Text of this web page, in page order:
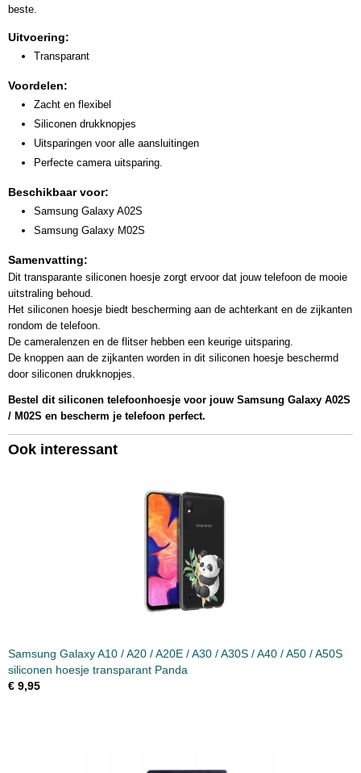
beste.
Uitvoering:
Transparant
Voordelen:
Zacht en flexibel
Siliconen drukknopjes
Uitsparingen voor alle aansluitingen
Perfecte camera uitsparing.
Beschikbaar voor:
Samsung Galaxy A02S
Samsung Galaxy M02S
Samenvatting:
Dit transparante siliconen hoesje zorgt ervoor dat jouw telefoon de mooie
uitstraling behoud.
Het siliconen hoesje biedt bescherming aan de achterkant en de zijkanten
rondom de telefoon.
De cameralenzen en de flitser hebben een keurige uitsparing.
De knoppen aan de zijkanten worden in dit siliconen hoesje beschermd
door siliconen drukknopjes.
Bestel dit siliconen telefoonhoesje voor jouw Samsung Galaxy A02S
/ M02S en bescherm je telefoon perfect.
Ook interessant
Samsung Galaxy A10 / A20 / A20E / A30 / A30S / A40 / A50 / A50S
siliconen hoesje transparant Panda
€ 9,95